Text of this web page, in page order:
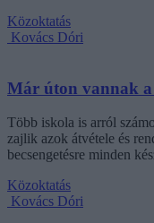
Közoktatás
Kovács Dóri
Már úton vannak
Több iskola is arról
zajlik azok átvétele és
becsengetésre minden
Közoktatás
Kovács Dóri